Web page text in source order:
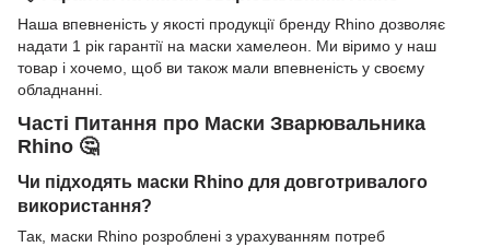
Наша впевненість у якості продукції бренду Rhino дозволяє
надати 1 рік гарантії на маски хамелеон. Ми віримо у наш
товар і хочемо, щоб ви також мали впевненість у своєму
обладнанні.
Часті Питання про Маски Зварювальника
Rhino 🤔
Чи підходять маски Rhino для довготривалого
використання?
Так, маски Rhino розроблені з урахуванням потреб